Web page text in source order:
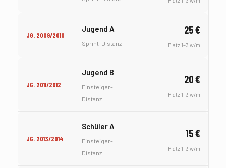
JG. 2009/2010
Jugend A
Sprint-Distanz
25 €
Platz 1–3 w/m
JG. 2011/2012
Jugend B
Einsteiger-
Distanz
20 €
Platz 1–3 w/m
JG. 2013/2014
Schüler A
Einsteiger-
Distanz
15 €
Platz 1–3 w/m